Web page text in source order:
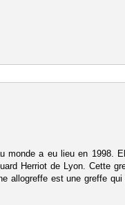
monde a eu lieu en 1998.
Herriot de Lyon. Cette
allogreffe est une greffe qui